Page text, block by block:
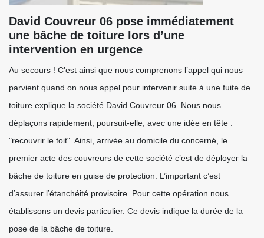
David Couvreur 06 pose immédiatement
une bâche de toiture lors d’une
intervention en urgence
Au secours ! C’est ainsi que nous comprenons l’appel qui nous
parvient quand on nous appel pour intervenir suite à une fuite de
toiture explique la société David Couvreur 06. Nous nous
déplaçons rapidement, poursuit-elle, avec une idée en tête :
"recouvrir le toit". Ainsi, arrivée au domicile du concerné, le
premier acte des couvreurs de cette société c’est de déployer la
bâche de toiture en guise de protection. L’important c’est
d’assurer l’étanchéité provisoire. Pour cette opération nous
établissons un devis particulier. Ce devis indique la durée de la
pose de la bâche de toiture.